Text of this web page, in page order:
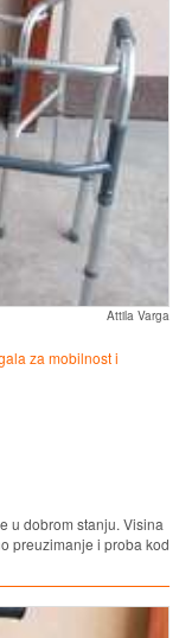
Attila Varga
za mobilnost i
u dobrom stanju. Visina
preuzimanje i proba kod